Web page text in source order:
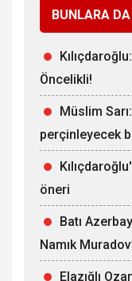
BUNLARA
Öncelikli!
Müslim
perçinleyecek
öneri
Batı
Namık
Elazığlı